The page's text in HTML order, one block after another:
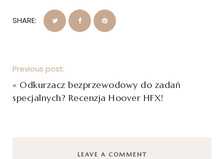
SHARE:
Previous post:
« Odkurzacz bezprzewodowy do zadań
specjalnych? Recenzja Hoover HFX!
LEAVE A COMMENT